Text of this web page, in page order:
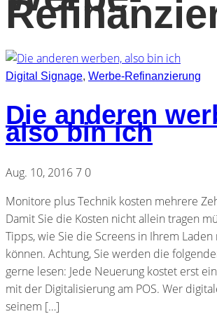
Digital Signage, Werbe-Refinanzierung
Die anderen
also bin ich
Aug. 10, 2016 7 0
Monitore plus Technik kosten mehrere
Damit Sie die Kosten nicht allein tragen
Tipps, wie Sie die Screens in Ihrem Laden
können. Achtung, Sie werden die
gerne lesen: Jede Neuerung kostet erst
mit der Digitalisierung am POS. Wer
seinem […]